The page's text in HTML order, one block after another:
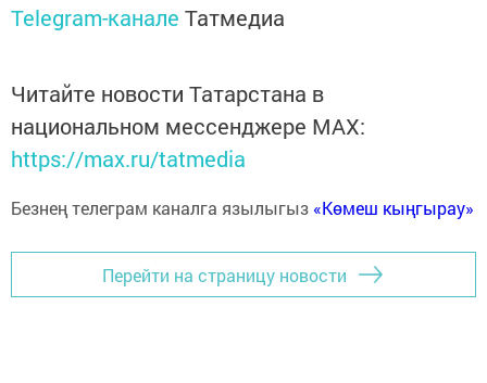
Telegram-канале Татмедиа
Читайте новости Татарстана в
национальном мессенджере MАХ:
https://max.ru/tatmedia
Безнең телеграм каналга язылыгыз «Көмеш кыңгырау»
Перейти на страницу новости